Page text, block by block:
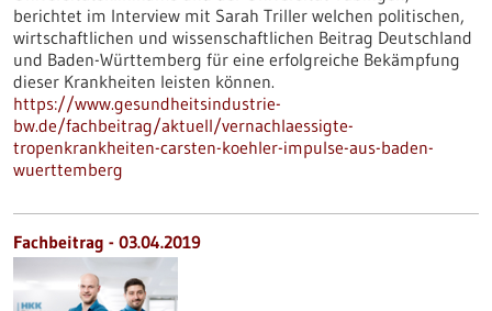
berichtet im Interview mit Sarah Triller welchen politischen,
wirtschaftlichen und wissenschaftlichen Beitrag Deutschland
und Baden-Württemberg für eine erfolgreiche Bekämpfung
dieser Krankheiten leisten können.
https://www.gesundheitsindustrie-
bw.de/fachbeitrag/aktuell/vernachlaessigte-
tropenkrankheiten-carsten-koehler-impulse-aus-baden-
wuerttemberg
Fachbeitrag - 03.04.2019